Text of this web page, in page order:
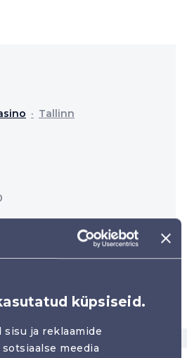
küpsiseid.
sisu ja reklaamide
meedia
Tallinn